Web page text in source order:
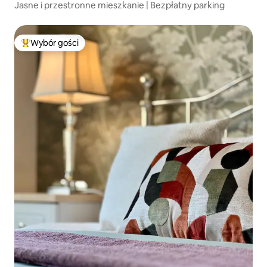
Jasne i przestronne mieszkanie | Bezpłatny parking
Najpopularniejsze z kategorii Wybór gości
Wybór gości